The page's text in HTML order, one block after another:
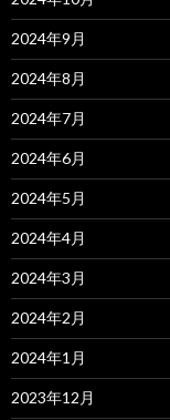
2024年9月
2024年8月
2024年7月
2024年6月
2024年5月
2024年4月
2024年3月
2024年2月
2024年1月
2023年12月